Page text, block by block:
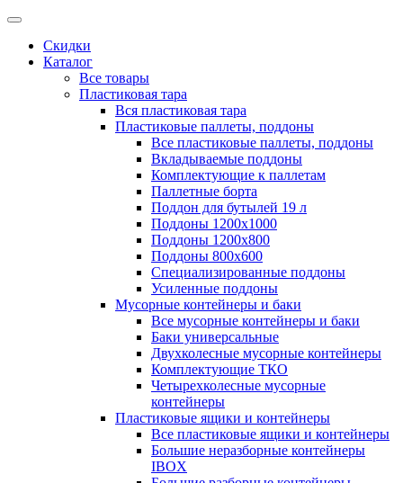
Скидки
Каталог
Все товары
Пластиковая тара
Вся пластиковая тара
Пластиковые паллеты, поддоны
Все пластиковые паллеты, поддоны
Вкладываемые поддоны
Комплектующие к паллетам
Паллетные борта
Поддон для бутылей 19 л
Поддоны 1200х1000
Поддоны 1200х800
Поддоны 800х600
Специализированные поддоны
Усиленные поддоны
Мусорные контейнеры и баки
Все мусорные контейнеры и баки
Баки универсальные
Двухколесные мусорные контейнеры
Комплектующие ТКО
Четырехколесные мусорные
контейнеры
Пластиковые ящики и контейнеры
Все пластиковые ящики и контейнеры
Большие неразборные контейнеры
IBOX